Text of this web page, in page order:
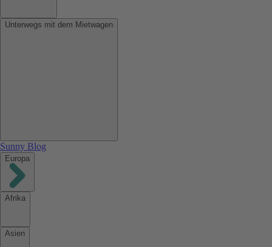
Unterwegs mit dem Mietwagen
Sunny Blog
Europa
Afrika
Asien